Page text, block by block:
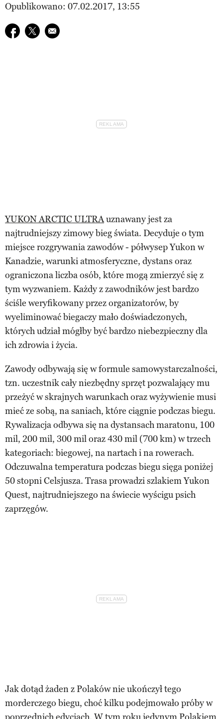
Opublikowano: 07.02.2017, 13:55
Udostępnij na facebook
Udostępnij na twitter
E-mail do przyjaciela
YUKON ARCTIC ULTRAuznawany jest za
najtrudniejszy zimowy bieg świata. Decyduje o tym
miejsce rozgrywania zawodów - półwysep Yukon w
Kanadzie, warunki atmosferyczne, dystans oraz
ograniczona liczba osób, które mogą zmierzyć się z
tym wyzwaniem. Każdy z zawodników jest bardzo
ściśle weryfikowany przez organizatorów, by
wyeliminować biegaczy mało doświadczonych,
których udział mógłby być bardzo niebezpieczny dla
ich zdrowia i życia.
Zawody odbywają się w formule samowystarczalności,
tzn. uczestnik cały niezbędny sprzęt pozwalający mu
przeżyć w skrajnych warunkach oraz wyżywienie musi
mieć ze sobą, na saniach, które ciągnie podczas biegu.
Rywalizacja odbywa się na dystansach maratonu, 100
mil, 200 mil, 300 mil oraz 430 mil (700 km) w trzech
kategoriach: biegowej, na nartach i na rowerach.
Odczuwalna temperatura podczas biegu sięga poniżej
50 stopni Celsjusza. Trasa prowadzi szlakiem Yukon
Quest, najtrudniejszego na świecie wyścigu psich
zaprzęgów.
Jak dotąd żaden z Polaków nie ukończył tego
morderczego biegu, choć kilku podejmowało próby w